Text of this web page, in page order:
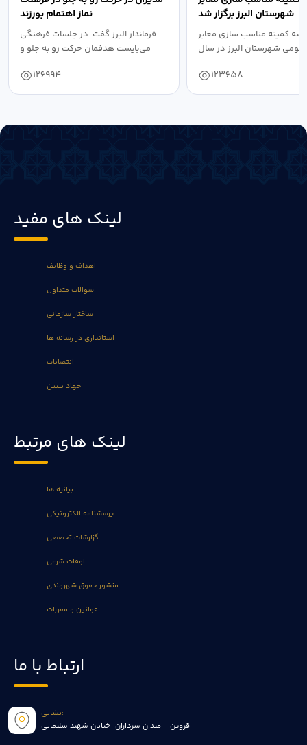
نماز اهتمام بورزند
فرماندار البرز گفت: در جلسات فرهنگی
می‌بایست هدفمان حرکت رو به جلو و
126994
شهرستان البرز برگزار شد
کمیته مناسب سازی معابر
شهرستان البرز در سال
123658
لینک های مفید
اهداف و وظایف
سوالات متداول
ساختار سازمانی
استانداری در رسانه ها
انتصابات
جهاد تبیین
لینک های مرتبط
بیانیه ها
پرسشنامه الکترونیکی
گزارشات تخصصی
اوقات شرعی
منشور حقوق شهروندی
قوانین و مقررات
ارتباط با ما
نشانی:
قزوین - میدان سرداران-خیابان شهید سلیمانی